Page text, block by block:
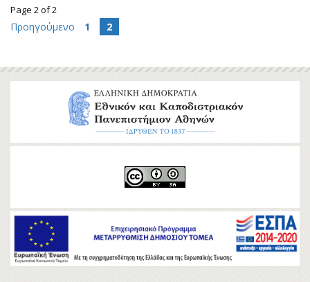
Πέργαμος: ιδρυματικό αποθετήριο
Ανοικτή Επιστήμη
Page 2 of 2
Προηγούμενο 1 2